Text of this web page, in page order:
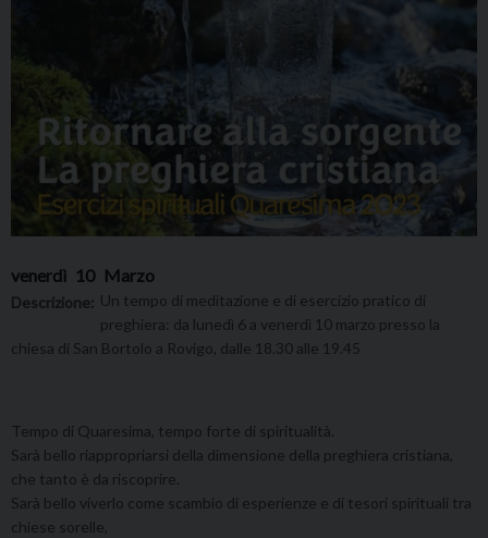
venerdì 10 Marzo
Descrizione: Un tempo di meditazione e di esercizio pratico di
preghiera: da lunedì 6 a venerdì 10 marzo presso la
chiesa di San Bortolo a Rovigo, dalle 18.30 alle 19.45
Tempo di Quaresima, tempo forte di spiritualità.
Sarà bello riappropriarsi della dimensione della preghiera cristiana,
che tanto è da riscoprire.
Sarà bello viverlo come scambio di esperienze e di tesori spirituali tra
chiese sorelle,